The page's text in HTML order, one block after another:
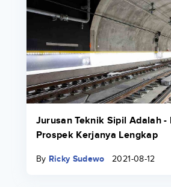
Jurusan Teknik Sipil Adalah -
Prospek Kerjanya Lengkap
By Ricky Sudewo 2021-08-12